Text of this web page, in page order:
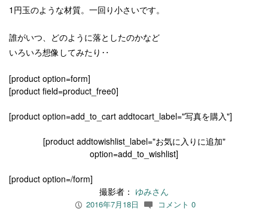
1円玉のような材質。一回り小さいです。
誰がいつ、どのように落としたのかなど
いろいろ想像してみたり‥
[product option=form]
[product field=product_free0]
[product option=add_to_cart addtocart_label="写真を購入"]
[product addtowishlist_label="お気に入りに追加"
option=add_to_wishlist]
[product option=/form]
撮影者： ゆみさん
P 2016年7月18日 c コメント 0